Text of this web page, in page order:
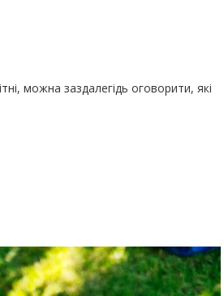
можна заздалегідь оговорити, які